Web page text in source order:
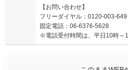
【お問い合わせ】
フリーダイヤル：0120-003-649
固定電話：06-6376-5628
※電話受付時間は、平日10時～